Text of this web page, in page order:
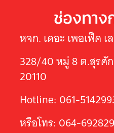
ช่องทา
หจก. เดอะ เพอเฟ็ค
328/40 หมู่ 8 ต.สุรศั
20110
Hotline: 061-
หรือโทร: 064-